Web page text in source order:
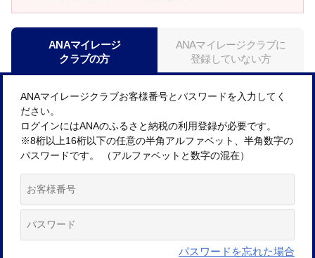
ANAマイレージ
クラブの方
ANAマイレージクラブに
登録していない方
ANAマイレージクラブお客様番号とパスワードを入力してく
ださい。
ログインにはANAのふるさと納税の利用登録が必要です。
※8桁以上16桁以下の任意の半角アルファベット、半角数字の
パスワードです。 （アルファベットと数字の混在）
パスワードを忘れた場合